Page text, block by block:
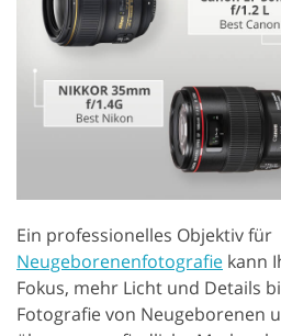
Ein professionelles Objektiv für
Neugeborenenfotografie kann
Fokus, mehr Licht und Details
Fotografie von Neugeborenen